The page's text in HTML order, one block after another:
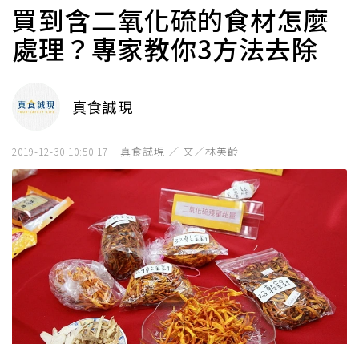
買到含二氧化硫的食材怎麼
處理？專家教你3方法去除
真食誠現
2019-12-30 10:50:17 真食誠現 ／ 文／林美齡